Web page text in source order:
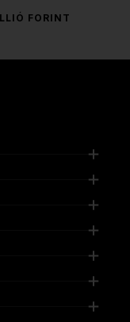
FORINT